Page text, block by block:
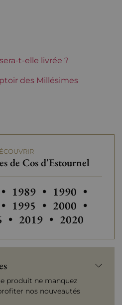
Bordeaux
2èmes Grands Crus Classés
Plus de 150 €
t-elle livrée ?
des Millésimes
de Cos d'Estournel
de Cos d'Estournel
millésimes de Cos
• Autres millésimes de
1989 • Autres
1990 •
millésimes de Cos
• Autres millésimes de
1995 • Autres
2000 •
millésimes de Cos
• Autres millésimes de
2019 • Autres
2020
produit ne manquez
nos nouveautés